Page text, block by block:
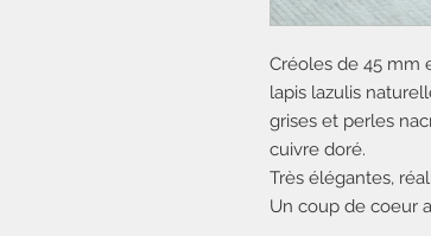
Créoles de 45 mm
lapis lazulis
grises et perles
cuivre doré.
Très élégantes,
Un coup de coeur